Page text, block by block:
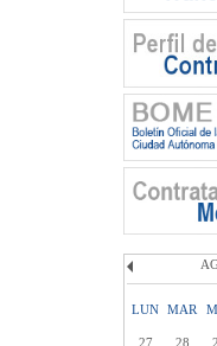
LUN MAR
27 28